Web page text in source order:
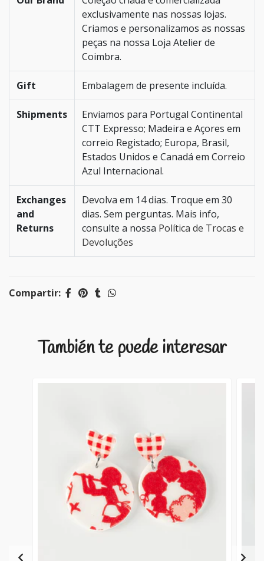
exclusivamente nas nossas lojas.
Criamos e personalizamos as nossas
peças na nossa Loja Atelier de
Coimbra.
Gift Embalagem de presente incluída.
Shipments
Enviamos para Portugal Continental
CTT Expresso; Madeira e Açores em
correio Registado; Europa, Brasil,
Estados Unidos e Canadá em Correio
Azul Internacional.
Exchanges
and
Returns
Devolva em 14 dias. Troque em 30
dias. Sem perguntas. Mais info,
consulte a nossa Política de Trocas e
Devoluções
Compartir:
También te puede interesar